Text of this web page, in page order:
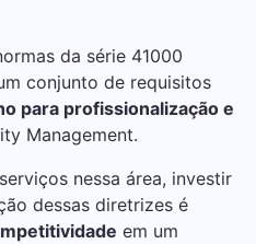
da série 41000
conjunto de requisitos
para profissionalização e
Management.
nessa área, investir
dessas diretrizes é
em um